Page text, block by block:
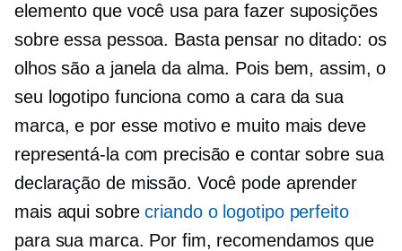
elemento que você usa para fazer suposições
sobre essa pessoa. Basta pensar no ditado: os
olhos são a janela da alma. Pois bem, assim, o
seu logotipo funciona como a cara da sua
marca, e por esse motivo e muito mais deve
representá-la com precisão e contar sobre sua
declaração de missão. Você pode aprender
mais aqui sobrecriando o logotipo perfeito
para sua marca. Por fim, recomendamos que